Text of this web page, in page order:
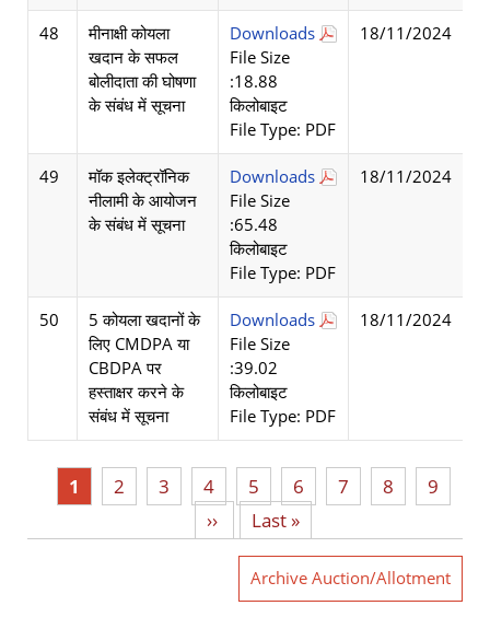
48
मीनाक्षी कोयला
खदान के सफल
बोलीदाता की घोषणा
के संबंध में सूचना
Downloads
File Size
:18.88
किलोबाइट
File Type: PDF
18/11/2024
49
मॉक इलेक्ट्रॉनिक
नीलामी के आयोजन
के संबंध में सूचना
Downloads
File Size
:65.48
किलोबाइट
File Type: PDF
18/11/2024
50
5 कोयला खदानों के
लिए CMDPA या
CBDPA पर
हस्ताक्षर करने के
संबंध में सूचना
Downloads
File Size
:39.02
किलोबाइट
File Type: PDF
18/11/2024
Current
1 पृष्ठ
2 पृष्ठ
3 पृष्ठ
4 पृष्ठ
5 पृष्ठ
6 पृष्ठ
7 पृष्ठ
8 पृष्ठ
9
Next
page
››
Last
page
Last »
Archive Auction/Allotment